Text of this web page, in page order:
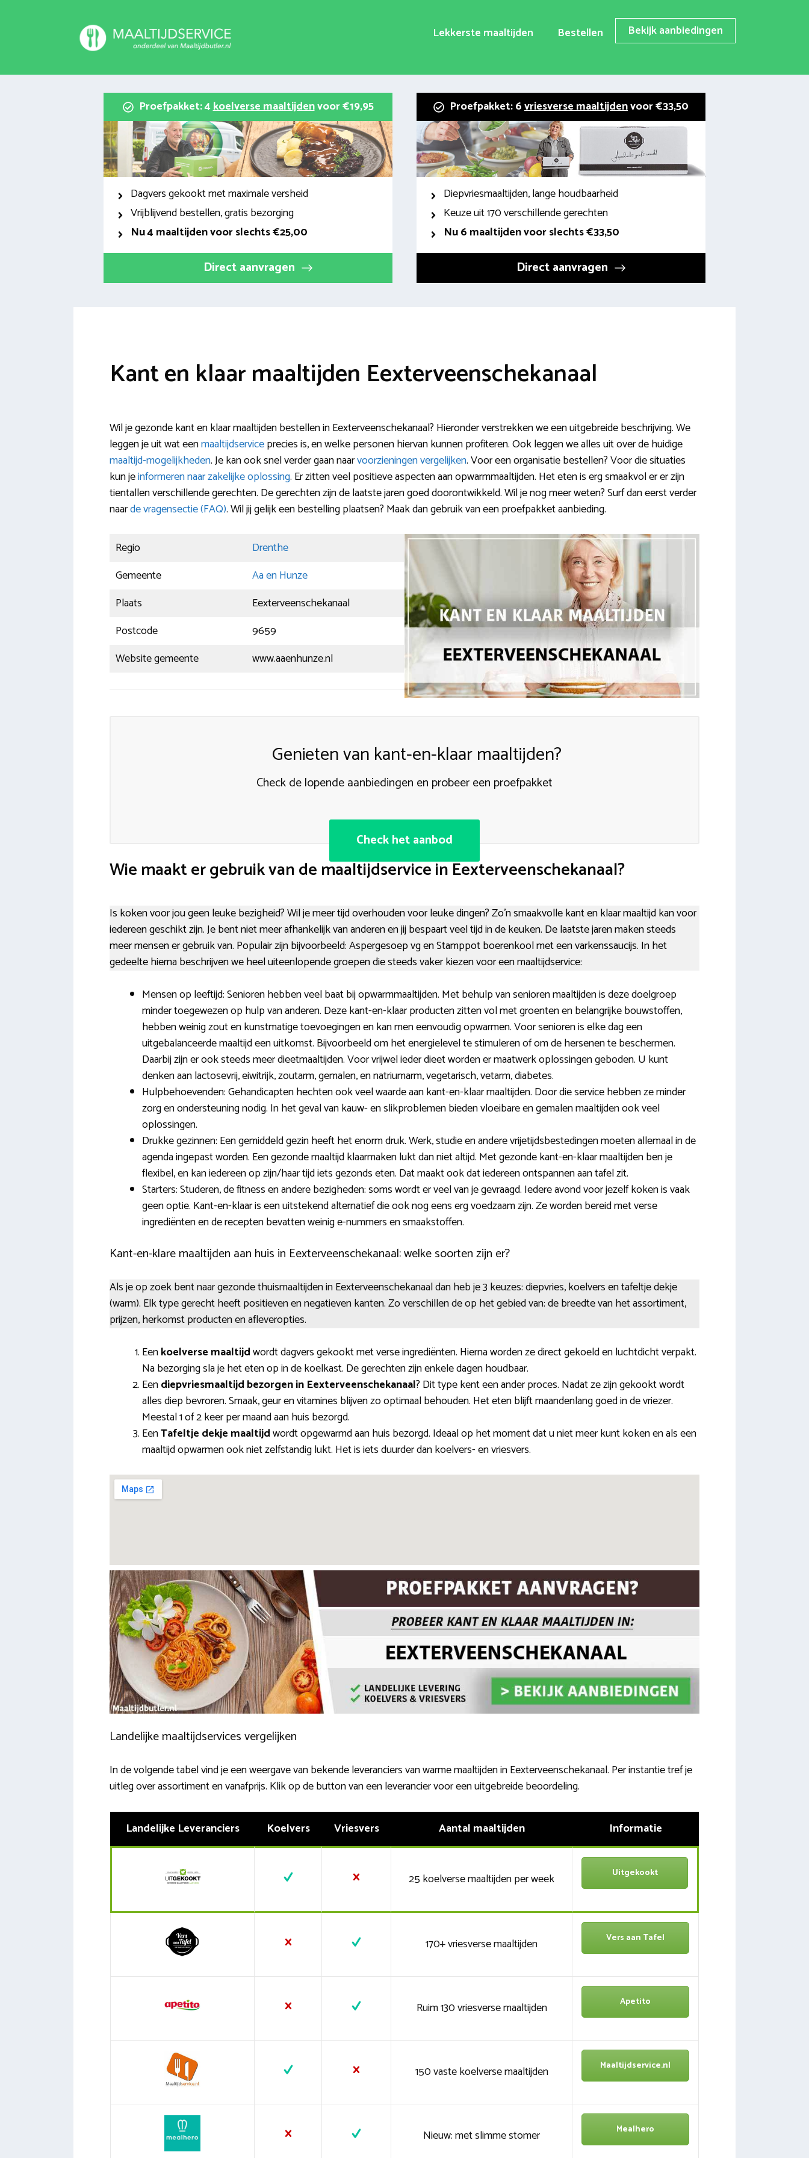
Lekkerste maaltijden Bestellen Bekijk aanbiedingen
Proefpakket: 4koelverse maaltijdenvoor €19,95
Dagvers gekookt met maximale versheid
Vrijblijvend bestellen, gratis bezorging
Nu4 maaltijden voor slechts €25,00
Direct aanvragen
Proefpakket: 6vriesverse maaltijdenvoor €33,50
Diepvriesmaaltijden, lange houdbaarheid
Keuze uit 170 verschillende gerechten
Nu 6 maaltijden voor slechts €33,50
Direct aanvragen
Kant en klaar maaltijden Eexterveenschekanaal
Wil je gezonde kant en klaar maaltijden bestellen in Eexterveenschekanaal? Hieronder verstrekken we een uitgebreide beschrijving. We
leggen je uit wat eenmaaltijdserviceprecies is, en welke personen hiervan kunnen profiteren. Ook leggen we alles uit over de huidige
maaltijd-mogelijkheden. Je kan ook snel verder gaan naarvoorzieningen vergelijken. Voor een organisatie bestellen? Voor die situaties
kun jeinformeren naar zakelijke oplossing. Er zitten veel positieve aspecten aan opwarmmaaltijden. Het eten is erg smaakvol er er zijn
tientallen verschillende gerechten. De gerechten zijn de laatste jaren goed doorontwikkeld. Wil je nog meer weten? Surf dan eerst verder
naarde vragensectie (FAQ). Wil jij gelijk een bestelling plaatsen? Maak dan gebruik van een proefpakket aanbieding.
Regio
Drenthe
Gemeente
Aa en Hunze
Plaats
Eexterveenschekanaal
Postcode
9659
Website gemeente
www.aaenhunze.nl
Genieten van kant-en-klaar maaltijden?
Check de lopende aanbiedingen en probeer een proefpakket
Check het aanbod
Wie maakt er gebruik van de maaltijdservice in Eexterveenschekanaal?
Is koken voor jou geen leuke bezigheid? Wil je meer tijd overhouden voor leuke dingen? Zo’n smaakvolle kant en klaar maaltijd kan voor
iedereen geschikt zijn. Je bent niet meer afhankelijk van anderen en jij bespaart veel tijd in de keuken. De laatste jaren maken steeds
meer mensen er gebruik van. Populair zijn bijvoorbeeld: Aspergesoep vg en Stamppot boerenkool met een varkenssaucijs. In het
gedeelte hierna beschrijven we heel uiteenlopende groepen die steeds vaker kiezen voor een maaltijdservice:
Mensen op leeftijd: Senioren hebben veel baat bij opwarmmaaltijden. Met behulp van senioren maaltijden is deze doelgroep
minder toegewezen op hulp van anderen. Deze kant-en-klaar producten zitten vol met groenten en belangrijke bouwstoffen,
hebben weinig zout en kunstmatige toevoegingen en kan men eenvoudig opwarmen. Voor senioren is elke dag een
uitgebalanceerde maaltijd een uitkomst. Bijvoorbeeld om het energielevel te stimuleren of om de hersenen te beschermen.
Daarbij zijn er ook steeds meer dieetmaaltijden. Voor vrijwel ieder dieet worden er maatwerk oplossingen geboden. U kunt
denken aan lactosevrij, eiwitrijk, zoutarm, gemalen, en natriumarm, vegetarisch, vetarm, diabetes.
Hulpbehoevenden: Gehandicapten hechten ook veel waarde aan kant-en-klaar maaltijden. Door die service hebben ze minder
zorg en ondersteuning nodig. In het geval van kauw- en slikproblemen bieden vloeibare en gemalen maaltijden ook veel
oplossingen.
Drukke gezinnen: Een gemiddeld gezin heeft het enorm druk. Werk, studie en andere vrijetijdsbestedingen moeten allemaal in de
agenda ingepast worden. Een gezonde maaltijd klaarmaken lukt dan niet altijd. Met gezonde kant-en-klaar maaltijden ben je
flexibel, en kan iedereen op zijn/haar tijd iets gezonds eten. Dat maakt ook dat iedereen ontspannen aan tafel zit.
Starters: Studeren, de fitness en andere bezigheden: soms wordt er veel van je gevraagd. Iedere avond voor jezelf koken is vaak
geen optie. Kant-en-klaar is een uitstekend alternatief die ook nog eens erg voedzaam zijn. Ze worden bereid met verse
ingrediënten en de recepten bevatten weinig e-nummers en smaakstoffen.
Kant-en-klare maaltijden aan huis in Eexterveenschekanaal: welke soorten zijn er?
Als je op zoek bent naar gezonde thuismaaltijden in Eexterveenschekanaal dan heb je 3 keuzes: diepvries, koelvers en tafeltje dekje
(warm). Elk type gerecht heeft positieven en negatieven kanten. Zo verschillen de op het gebied van: de breedte van het assortiment,
prijzen, herkomst producten en afleveropties.
Eenkoelverse maaltijdwordt dagvers gekookt met verse ingrediënten. Hierna worden ze direct gekoeld en luchtdicht verpakt.
Na bezorging sla je het eten op in de koelkast. De gerechten zijn enkele dagen houdbaar.
Eendiepvriesmaaltijd bezorgen in Eexterveenschekanaal? Dit type kent een ander proces. Nadat ze zijn gekookt wordt
alles diep bevroren. Smaak, geur en vitamines blijven zo optimaal behouden. Het eten blijft maandenlang goed in de vriezer.
Meestal 1 of 2 keer per maand aan huis bezorgd.
EenTafeltje dekje maaltijdwordt opgewarmd aan huis bezorgd. Ideaal op het moment dat u niet meer kunt koken en als een
maaltijd opwarmen ook niet zelfstandig lukt. Het is iets duurder dan koelvers- en vriesvers.
Landelijke maaltijdservices vergelijken
In de volgende tabel vind je een weergave van bekende leveranciers van warme maaltijden in Eexterveenschekanaal. Per instantie tref je
uitleg over assortiment en vanafprijs. Klik op de button van een leverancier voor een uitgebreide beoordeling.
Landelijke Leveranciers Koelvers Vriesvers Aantal maaltijden Informatie
25 koelverse maaltijden per week Uitgekookt
170+ vriesverse maaltijden Vers aan Tafel
Ruim 130 vriesverse maaltijden Apetito
150 vaste koelverse maaltijden Maaltijdservice.nl
Nieuw: met slimme stomer Mealhero